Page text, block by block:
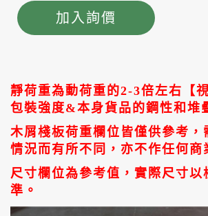
加入詢價
靜荷重為動荷重的2-3倍左右【
包裝強度&本身貨品的鋼性和堆
木屑棧板荷重欄位皆僅供參考，
情況而有所不同，亦不作任何商
尺寸欄位為參考值，實際尺寸以
準。